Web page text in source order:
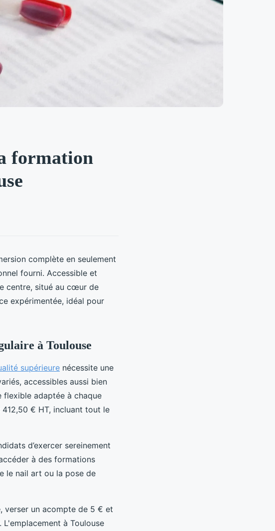
formation
complète en seulement
fourni. Accessible et
centre, situé au cœur de
expérimentée, idéal pour
à Toulouse
supérieure nécessite une
accessibles aussi bien
flexible adaptée à chaque
€ HT, incluant tout le
d’exercer sereinement
à des formations
le nail art ou la pose de
verser un acompte de 5 € et
à Toulouse